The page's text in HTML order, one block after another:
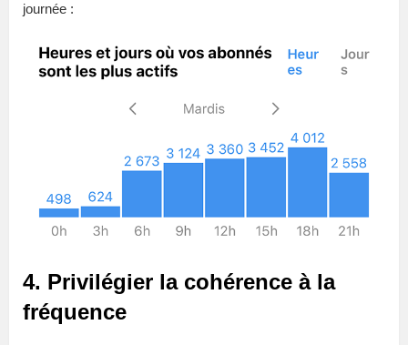
journée :
4. Privilégier la cohérence à la
fréquence